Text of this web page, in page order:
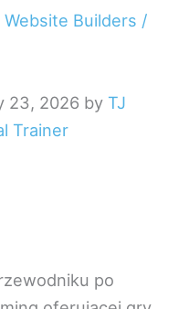
Website Builders /
23, 2026 by TJ
Trainer
po